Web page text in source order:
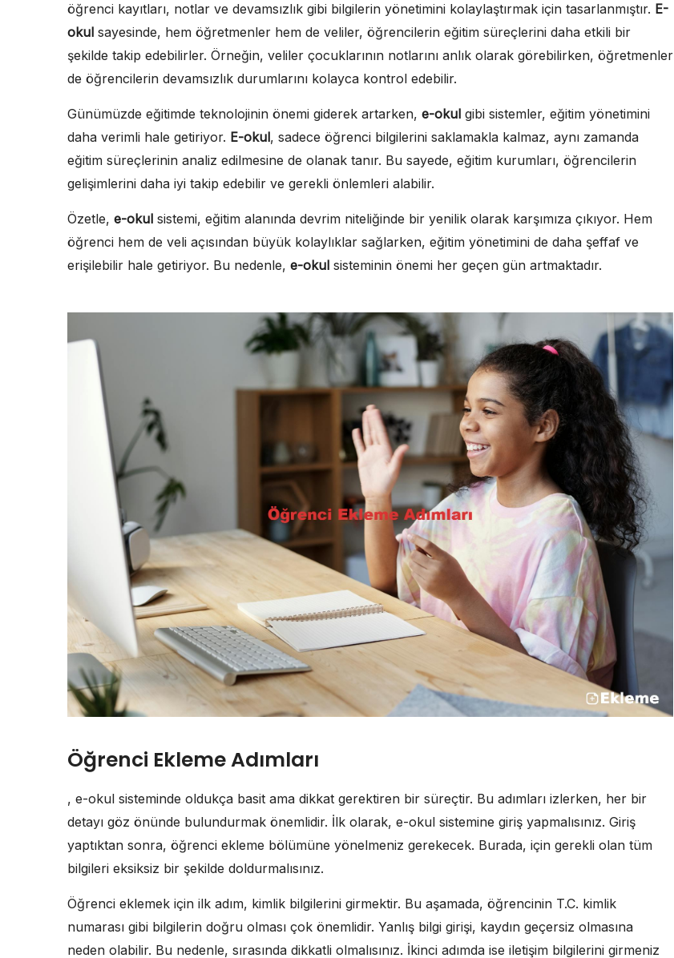
öğrenci kayıtları, notlar ve devamsızlık gibi bilgilerin yönetimini kolaylaştırmak için tasarlanmıştır. E-
okul sayesinde, hem öğretmenler hem de veliler, öğrencilerin eğitim süreçlerini daha etkili bir
şekilde takip edebilirler. Örneğin, veliler çocuklarının notlarını anlık olarak görebilirken, öğretmenler
de öğrencilerin devamsızlık durumlarını kolayca kontrol edebilir.
Günümüzde eğitimde teknolojinin önemi giderek artarken, e-okul gibi sistemler, eğitim yönetimini
daha verimli hale getiriyor. E-okul, sadece öğrenci bilgilerini saklamakla kalmaz, aynı zamanda
eğitim süreçlerinin analiz edilmesine de olanak tanır. Bu sayede, eğitim kurumları, öğrencilerin
gelişimlerini daha iyi takip edebilir ve gerekli önlemleri alabilir.
Özetle, e-okul sistemi, eğitim alanında devrim niteliğinde bir yenilik olarak karşımıza çıkıyor. Hem
öğrenci hem de veli açısından büyük kolaylıklar sağlarken, eğitim yönetimini de daha şeffaf ve
erişilebilir hale getiriyor. Bu nedenle, e-okul sisteminin önemi her geçen gün artmaktadır.
Öğrenci Ekleme Adımları
, e-okul sisteminde oldukça basit ama dikkat gerektiren bir süreçtir. Bu adımları izlerken, her bir
detayı göz önünde bulundurmak önemlidir. İlk olarak, e-okul sistemine giriş yapmalısınız. Giriş
yaptıktan sonra, öğrenci ekleme bölümüne yönelmeniz gerekecek. Burada, için gerekli olan tüm
bilgileri eksiksiz bir şekilde doldurmalısınız.
Öğrenci eklemek için ilk adım, kimlik bilgilerini girmektir. Bu aşamada, öğrencinin T.C. kimlik
numarası gibi bilgilerin doğru olması çok önemlidir. Yanlış bilgi girişi, kaydın geçersiz olmasına
neden olabilir. Bu nedenle, sırasında dikkatli olmalısınız. İkinci adımda ise iletişim bilgilerini girmeniz